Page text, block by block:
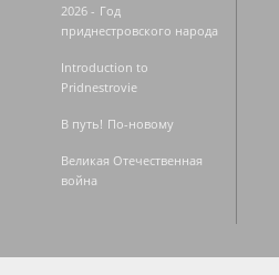
2026 - Год
приднестровского народа
Introduction to
Pridnestrovie
В путь! По-новому
Великая Отечественная
война